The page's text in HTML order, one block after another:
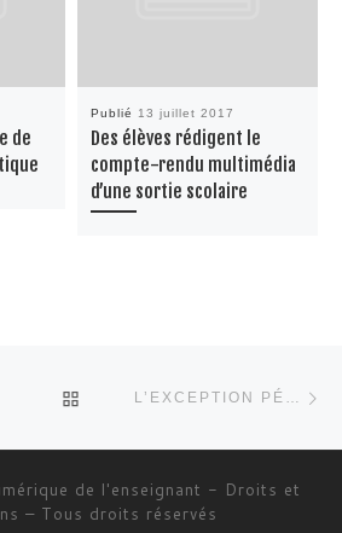
de
Publié 13 juillet 2017
Des élèves rédigent le
compte-rendu multimédia
d’une sortie scolaire
RETOUR À LA LISTE DES
de l'enseignant - Droits et
– Tous droits réservés